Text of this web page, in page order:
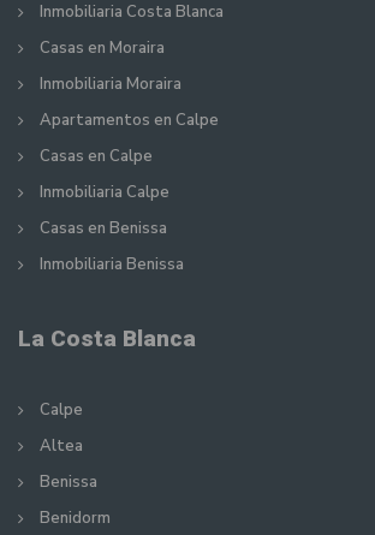
Inmobiliaria Costa Blanca
Casas en Moraira
Inmobiliaria Moraira
Apartamentos en Calpe
Casas en Calpe
Inmobiliaria Calpe
Casas en Benissa
Inmobiliaria Benissa
La Costa Blanca
Calpe
Altea
Benissa
Benidorm